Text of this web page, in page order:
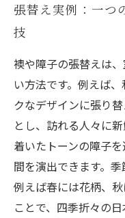
張替え実例：一つ
技
襖や障子の張替えは
い方法です。例えば
クなデザインに張り
とし、訪れる人々に
着いたトーンの障子
間を演出できます。
例えば春には花柄、
ことで、四季折々の